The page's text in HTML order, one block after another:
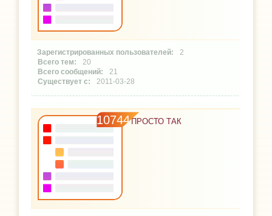
2
20
21
2011-03-28
10744ПРОСТО ТАК